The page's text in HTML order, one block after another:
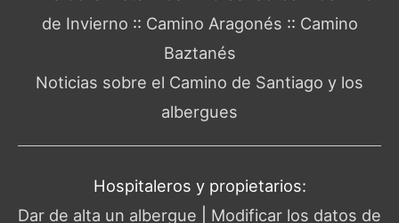
de Invierno :: Camino Aragonés :: Camino
Baztanés
Noticias sobre el Camino de Santiago y los
albergues
Hospitaleros y propietarios:
Dar de alta un albergue
Modificar los datos de